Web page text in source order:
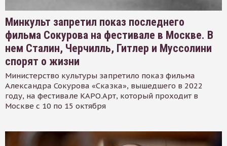
Минкульт запретил показ последнего
фильма Сокурова на фестивале в Москве. В
нем Сталин, Черчилль, Гитлер и Муссолини
спорят о жизни
Министерство культуры запретило показ фильма
Александра Сокурова «Сказка», вышедшего в 2022
году, на фестивале КАРО.Арт, который проходит в
Москве с 10 по 15 октября